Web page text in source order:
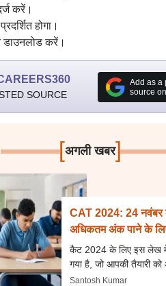
करें।
होगा।
डाउनलोड करें।
SOURCE
Add as a
source
[अगली खबर]
CAT 2024: 24 नवंबर
अधिकतम अंक पाने के
कैट 2024 के लिए इस लेख में
गया है, जो आपकी तैयारी
Santosh Kumar